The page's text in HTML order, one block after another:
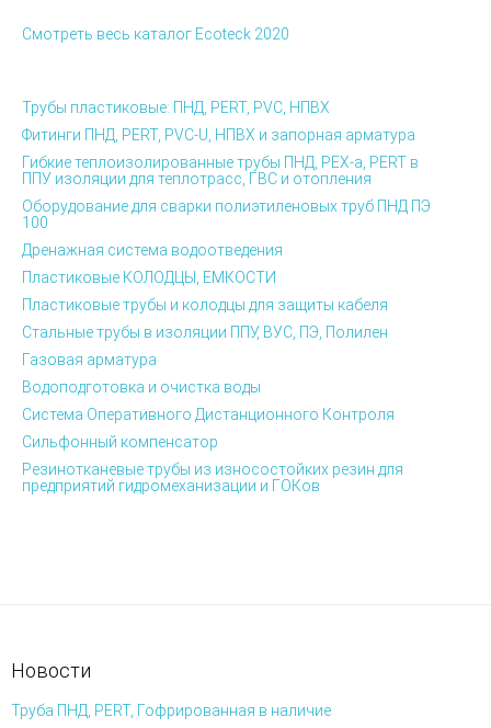
Смотреть весь каталог Ecoteck 2020
Трубы пластиковые: ПНД, PERT, PVC, НПВХ
Фитинги ПНД, PERT, PVC-U, НПВХ и запорная арматура
Гибкие теплоизолированные трубы ПНД, PEX-а, PERT в
ППУ изоляции для теплотрасс, ГВС и отопления
Оборудование для сварки полиэтиленовых труб ПНД ПЭ
100
Дренажная система водоотведения
Пластиковые КОЛОДЦЫ, ЕМКОСТИ
Пластиковые трубы и колодцы для защиты кабеля
Стальные трубы в изоляции ППУ, ВУС, ПЭ, Полилен
Газовая арматура
Водоподготовка и очистка воды
Система Оперативного Дистанционного Контроля
Сильфонный компенсатор
Резинотканевые трубы из износостойких резин для
предприятий гидромеханизации и ГОКов
Новости
Труба ПНД, PERT, Гофрированная в наличие